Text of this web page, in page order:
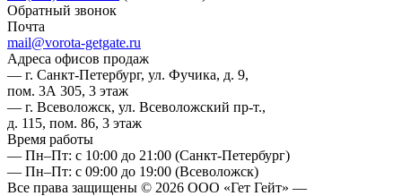
Обратный звонок
Почта
mail@vorota-getgate.ru
Адреса офисов продаж
— г. Санкт-Петербург, ул. Фучика, д. 9,
пом. 3А 305, 3 этаж
— г. Всеволожск, ул. Всеволожский пр-т.,
д. 115, пом. 86, 3 этаж
Время работы
— Пн–Пт: с 10:00 до 21:00 (Санкт-Петербург)
— Пн–Пт: с 09:00 до 19:00 (Всеволожск)
Все права защищены © 2026 ООО «Гет Гейт» —